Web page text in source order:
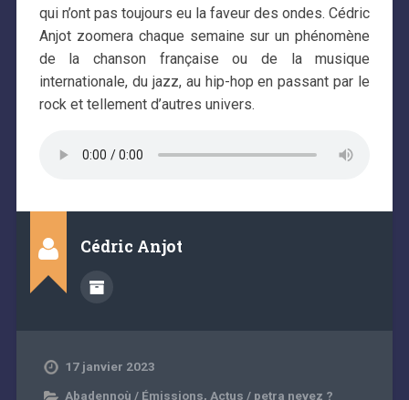
qui n’ont pas toujours eu la faveur des ondes. Cédric
Anjot zoomera chaque semaine sur un phénomène
de la chanson française ou de la musique
internationale, du jazz, au hip-hop en passant par le
rock et tellement d’autres univers.
Cédric Anjot
17 janvier 2023
Abadennoù / Émissions, Actus / petra nevez ?